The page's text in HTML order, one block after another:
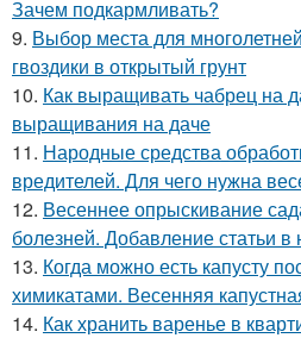
Зачем подкармливать?
9. Выбор места для
гвоздики в открытый грунт
10. Как выращивать чабрец на
выращивания на даче
11. Народные средства
вредителей. Для чего нужна
12. Весеннее опрыскивание
болезней. Добавление статьи
13. Когда можно есть капусту
химикатами. Весенняя
14. Как хранить варенье в